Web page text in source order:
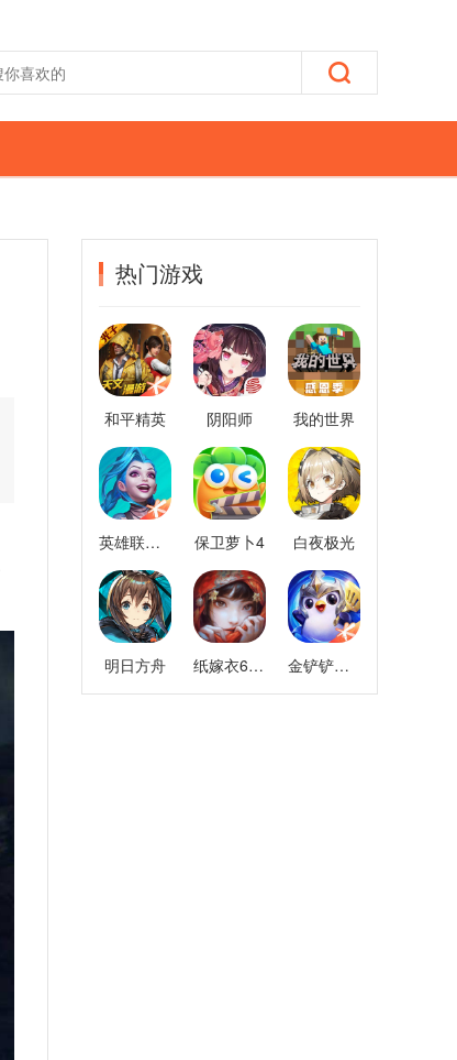
热门游戏
和平精英 阴阳师 我的世界
英雄联盟手游 保卫萝卜4 白夜极光
明日方舟 纸嫁衣6千秋魇 金铲铲之战